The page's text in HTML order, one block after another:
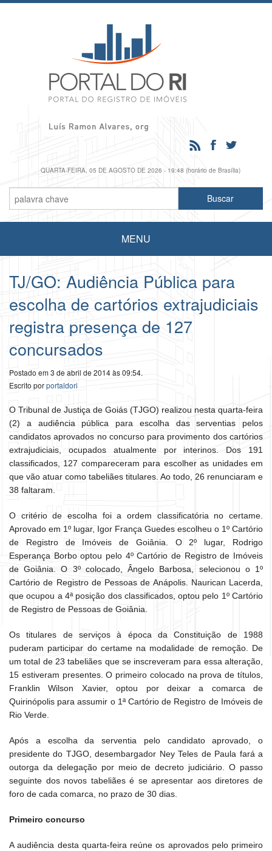
QUARTA-FEIRA, 05 DE AGOSTO DE 2026 - 19:48 (horário de Brasília)
MENU
TJ/GO: Audiência Pública para
escolha de cartórios extrajudiciais
registra presença de 127
concursados
Postado em 3 de abril de 2014 às 09:54.
Escrito porportaldori
O Tribunal de Justiça de Goiás (TJGO) realizou nesta quarta-feira
(2) a audiência pública para escolha das serventias pelos
candidatos aprovados no concurso para provimento dos cartórios
extrajudiciais, ocupados atualmente por interinos. Dos 191
classificados, 127 compareceram para escolher as unidades em
que vão atuar como tabeliães titulares. Ao todo, 26 renunciaram e
38 faltaram.
O critério de escolha foi a ordem classificatória no certame.
Aprovado em 1º lugar, Igor França Guedes escolheu o 1º Cartório
de Registro de Imóveis de Goiânia. O 2º lugar, Rodrigo
Esperança Borbo optou pelo 4º Cartório de Registro de Imóveis
de Goiânia. O 3º colocado, Ângelo Barbosa, selecionou o 1º
Cartório de Registro de Pessoas de Anápolis. Naurican Lacerda,
que ocupou a 4ª posição dos classificados, optou pelo 1º Cartório
de Registro de Pessoas de Goiânia.
Os titulares de serviços à época da Constituição de 1988
puderam participar do certame na modalidade de remoção. De
um total de 23 tabeliães que se inscreveram para essa alteração,
15 estiveram presentes. O primeiro colocado na prova de títulos,
Franklin Wilson Xavier, optou por deixar a comarca de
Quirinópolis para assumir o 1ª Cartório de Registro de Imóveis de
Rio Verde.
Após a escolha da serventia pelo candidato aprovado, o
presidente do TJGO, desembargador Ney Teles de Paula fará a
outorga da delegação por meio de decreto judiciário. O passo
seguinte dos novos tabeliães é se apresentar aos diretores de
foro de cada comarca, no prazo de 30 dias.
Primeiro concurso
A audiência desta quarta-feira reúne os aprovados pelo primeiro